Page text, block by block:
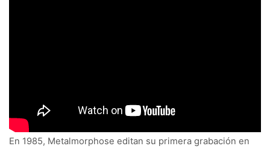
En 1985, Metalmorphose editan su primera grabación en